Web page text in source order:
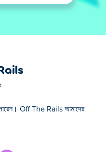
Off The Rails আমাদের